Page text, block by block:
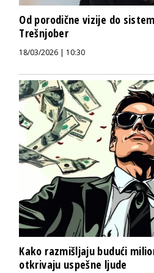
Od porodične vizije do
Trešnjober
18/03/2026 | 10:30
Kako razmišljaju budući
otkrivaju uspešne ljude